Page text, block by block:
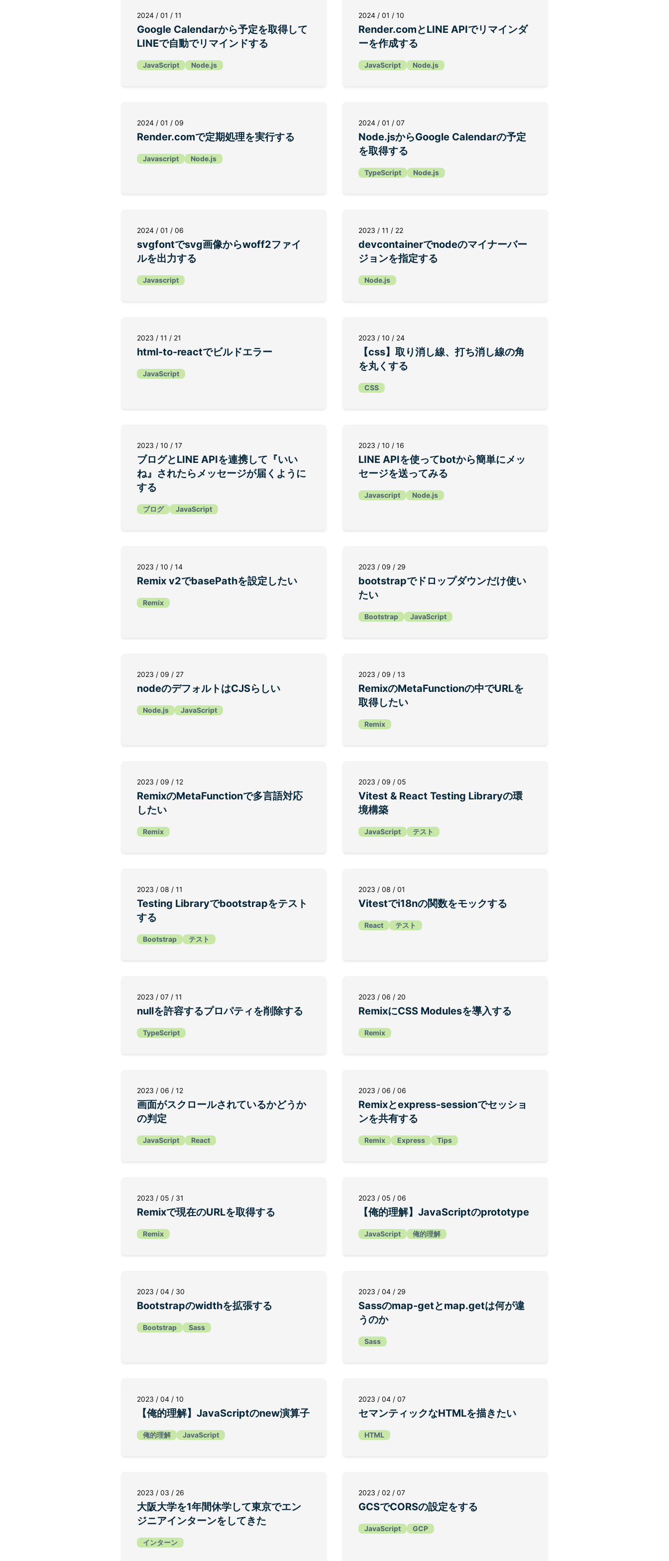
2024 / 01 / 11
Google Calendarから予定を取得して
LINEで自動でリマインドする
JavaScript Node.js
2024 / 01 / 10
Render.comとLINE APIでリマインダ
ーを作成する
JavaScript Node.js
2024 / 01 / 09
Render.comで定期処理を実行する
Javascript Node.js
2024 / 01 / 07
Node.jsからGoogle Calendarの予定
を取得する
TypeScript Node.js
2024 / 01 / 06
svgfontでsvg画像からwoff2ファイ
ルを出力する
Javascript
2023 / 11 / 22
devcontainerでnodeのマイナーバー
ジョンを指定する
Node.js
2023 / 11 / 21
html-to-reactでビルドエラー
JavaScript
2023 / 10 / 24
【css】取り消し線、打ち消し線の角
を丸くする
CSS
2023 / 10 / 17
ブログとLINE APIを連携して『いい
ね』されたらメッセージが届くように
する
ブログ JavaScript
2023 / 10 / 16
LINE APIを使ってbotから簡単にメッ
セージを送ってみる
Javascript Node.js
2023 / 10 / 14
Remix v2でbasePathを設定したい
Remix
2023 / 09 / 29
bootstrapでドロップダウンだけ使い
たい
Bootstrap JavaScript
2023 / 09 / 27
nodeのデフォルトはCJSらしい
Node.js JavaScript
2023 / 09 / 13
RemixのMetaFunctionの中でURLを
取得したい
Remix
2023 / 09 / 12
RemixのMetaFunctionで多言語対応
したい
Remix
2023 / 09 / 05
Vitest & React Testing Libraryの環
境構築
JavaScript テスト
2023 / 08 / 11
Testing Libraryでbootstrapをテスト
する
Bootstrap テスト
2023 / 08 / 01
Vitestでi18nの関数をモックする
React テスト
2023 / 07 / 11
nullを許容するプロパティを削除する
TypeScript
2023 / 06 / 20
RemixにCSS Modulesを導入する
Remix
2023 / 06 / 12
画面がスクロールされているかどうか
の判定
JavaScript React
2023 / 06 / 06
Remixとexpress-sessionでセッショ
ンを共有する
Remix Express Tips
2023 / 05 / 31
Remixで現在のURLを取得する
Remix
2023 / 05 / 06
【俺的理解】JavaScriptのprototype
JavaScript 俺的理解
2023 / 04 / 30
Bootstrapのwidthを拡張する
Bootstrap Sass
2023 / 04 / 29
Sassのmap-getとmap.getは何が違
うのか
Sass
2023 / 04 / 10
【俺的理解】JavaScriptのnew演算子
俺的理解 JavaScript
2023 / 04 / 07
セマンティックなHTMLを描きたい
HTML
2023 / 03 / 26
大阪大学を1年間休学して東京でエン
ジニアインターンをしてきた
インターン
2023 / 02 / 07
GCSでCORSの設定をする
JavaScript GCP